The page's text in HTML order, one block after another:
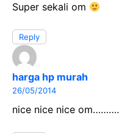
Super sekali om
Reply
harga hp murah
26/05/2014
nice nice nice om……….